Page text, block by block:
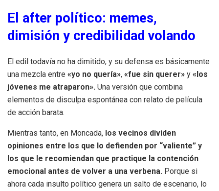
El after político: memes,
dimisión y credibilidad volando
El edil todavía no ha dimitido, y su defensa es básicamente
una mezcla entre «yo no quería», «fue sin querer» y «los
jóvenes me atraparon». Una versión que combina
elementos de disculpa espontánea con relato de película
de acción barata.
Mientras tanto, en Moncada, los vecinos dividen
opiniones entre los que lo defienden por “valiente” y
los que le recomiendan que practique la contención
emocional antes de volver a una verbena. Porque si
ahora cada insulto político genera un salto de escenario, lo